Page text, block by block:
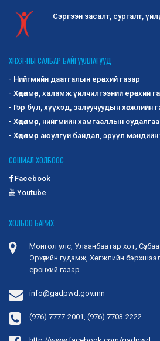
Сэргээн засалт, сургалт,
ХНХЯ-НЫ САЛБАР БАЙГУУЛЛАГУУД
- Нийгмийн даатгалын ерөнхий газар
- Хөдөлмөр, халамж үйлчилгээний ерөнхий
- Гэр бүл, хүүхэд, залуучуудын хөгжлийн
- Хөдөлмөр, нийгмийн хамгааллын
- Хөдөлмөр аюулгүй байдал, эрүүл мэндийн
СОШИАЛ ХОЛБООС
Facebook
Youtube
ХОЛБОО БАРИХ
Монгол улс, Улаанбаатар хот,
Эрхүүгийн гудамж, Хөгжлийн
ерөнхий газар
info@gadpwd.gov.mn
(976) 7777-2001, (976) 7703-2222